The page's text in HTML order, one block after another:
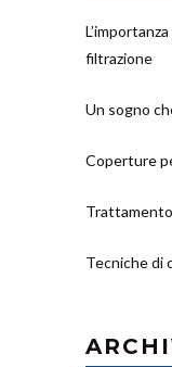
filtrazione
Un sogno
Coperture
Trattamento
Tecniche di